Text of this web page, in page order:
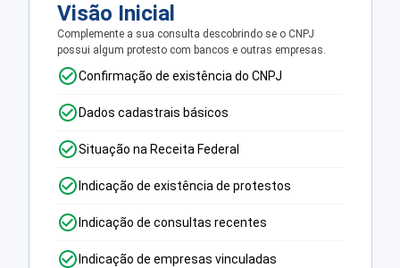
Visão Inicial
Complemente a sua consulta descobrindo se o CNPJ
possui algum protesto com bancos e outras empresas.
Confirmação de existência do CNPJ
Dados cadastrais básicos
Situação na Receita Federal
Indicação de existência de protestos
Indicação de consultas recentes
Indicação de empresas vinculadas